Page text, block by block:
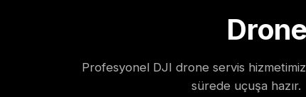
Profesyonel DJI drone servis
sürede uçuşa hazır.